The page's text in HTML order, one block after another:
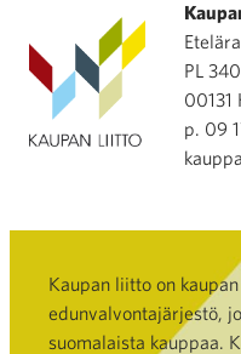
PL 340
00131
p. 09
Kaupan liitto on
edunvalvontajärjestö,
suomalaista kauppaa.